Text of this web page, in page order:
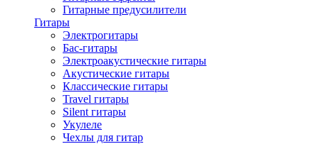
Гитарные предусилители
Гитары
Электрогитары
Бас-гитары
Электроакустические гитары
Акустические гитары
Классические гитары
Travel гитары
Silent гитары
Укулеле
Чехлы для гитар